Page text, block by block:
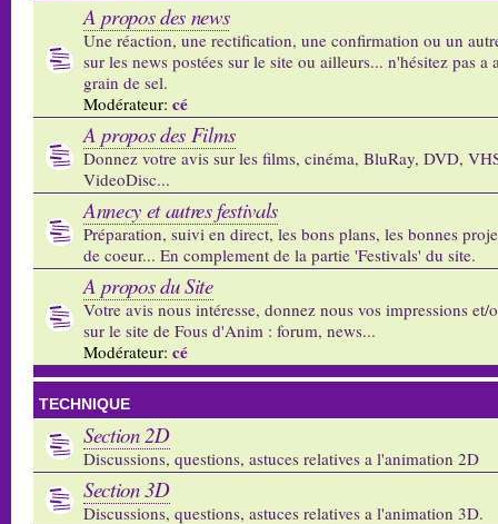
A propos des news
Une réaction, une rectification, une confirmation ou un
sur les news postées sur le site ou ailleurs... n'hésitez pas a
grain de sel.
Modérateur: cé
A propos des Films
Donnez votre avis sur les films, cinéma, BluRay, DVD,
VideoDisc...
Annecy et autres festivals
Préparation, suivi en direct, les bons plans, les bonnes
de coeur... En complement de la partie 'Festivals' du site.
A propos du Site
Votre avis nous intéresse, donnez nous vos impressions et/
sur le site de Fous d'Anim : forum, news...
Modérateur: cé
TECHNIQUE
Section 2D
Discussions, questions, astuces relatives a l'animation 2D
Section 3D
Discussions, questions, astuces relatives a l'animation 3D.